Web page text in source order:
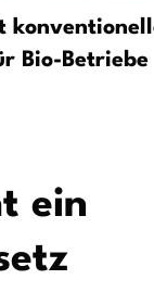
Bio-Betriebe
ein